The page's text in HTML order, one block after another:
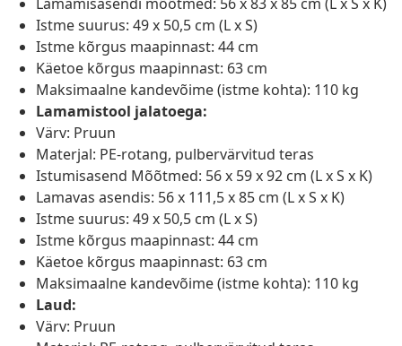
Istme suurus: 49 x 50,5 cm (L x S)
Istme kõrgus maapinnast: 44 cm
Käetoe kõrgus maapinnast: 63 cm
Maksimaalne kandevõime (istme kohta): 110 kg
Lamamistool jalatoega:
Värv: Pruun
Materjal: PE-rotang, pulbervärvitud teras
Istumisasend Mõõtmed: 56 x 59 x 92 cm (L x S x K)
Lamavas asendis: 56 x 111,5 x 85 cm (L x S x K)
Istme suurus: 49 x 50,5 cm (L x S)
Istme kõrgus maapinnast: 44 cm
Käetoe kõrgus maapinnast: 63 cm
Maksimaalne kandevõime (istme kohta): 110 kg
Laud:
Värv: Pruun